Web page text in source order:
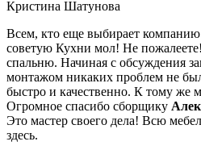
Кристина Шатунова
Всем, кто еще выбирает компанию
советую Кухни мол! Не
спальню. Начиная с обсуждения
монтажом никаких проблем не
быстро и качественно. К тому же
Огромное спасибо сборщику
Это мастер своего дела! Всю
здесь.